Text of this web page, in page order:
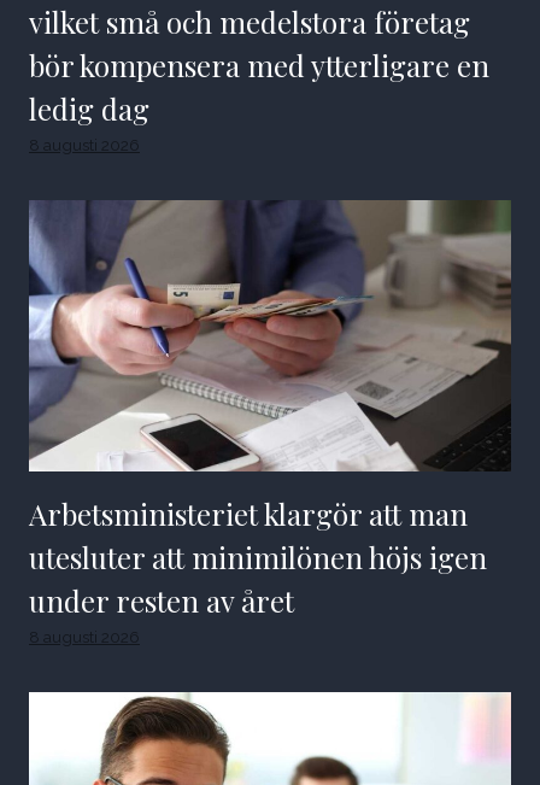
vilket små och medelstora företag
bör kompensera med ytterligare en
ledig dag
8 augusti 2026
Arbetsministeriet klargör att man
utesluter att minimilönen höjs igen
under resten av året
8 augusti 2026